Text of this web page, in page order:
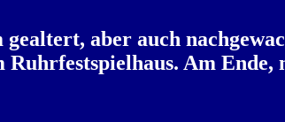
aber auch
Am Ende,